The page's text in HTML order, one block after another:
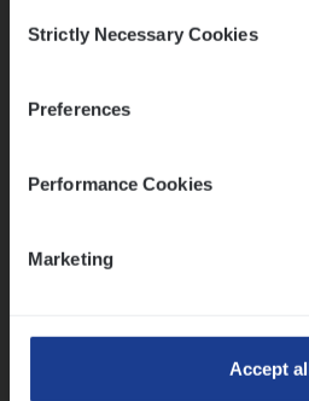
Selection
Strictly Necessary Cookies
Preferences
Performance Cookies
Marketing
Accept
Beveren
Mathias houdt van diepgaande
Thalia zoekt graag oplossingen,